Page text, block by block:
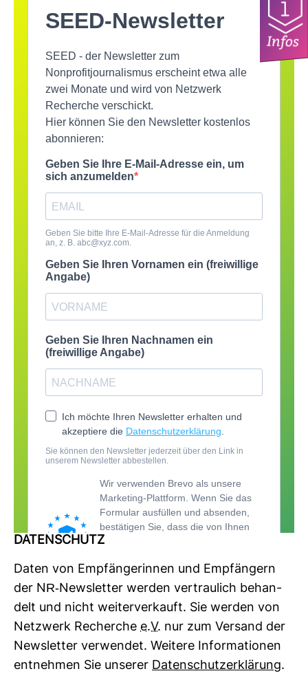
DATEN­SCHUTZ
Daten von Emp­fän­ge­rinnen und Emp­fän­gern
der NR-​News­letter werden ver­trau­lich behan­
delt und nicht wei­ter­ver­kauft. Sie werden von
Netz­werk Recherche e.V. nur zum Ver­sand der
News­letter ver­wendet. Wei­tere Infor­ma­tionen
ent­nehmen Sie unserer Daten­schutz­er­klä­rung.
Infos